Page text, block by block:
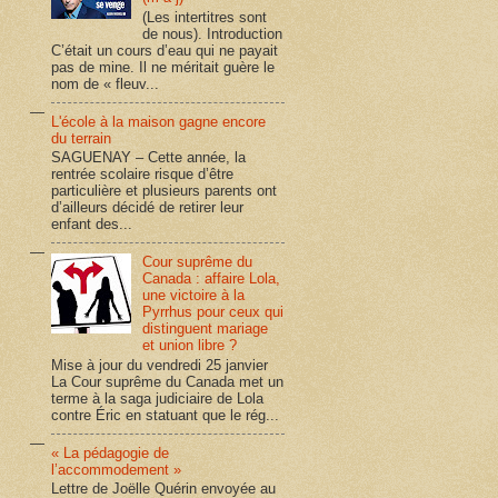
(Les intertitres sont
de nous). Introduction
C’était un cours d’eau qui ne payait
pas de mine. Il ne méritait guère le
nom de « fleuv...
L'école à la maison gagne encore
du terrain
SAGUENAY – Cette année, la
rentrée scolaire risque d’être
particulière et plusieurs parents ont
d’ailleurs décidé de retirer leur
enfant des...
Cour suprême du
Canada : affaire Lola,
une victoire à la
Pyrrhus pour ceux qui
distinguent mariage
et union libre ?
Mise à jour du vendredi 25 janvier
La Cour suprême du Canada met un
terme à la saga judiciaire de Lola
contre Éric en statuant que le rég...
« La pédagogie de
l’accommodement »
Lettre de Joëlle Quérin envoyée au